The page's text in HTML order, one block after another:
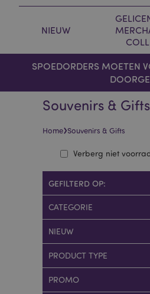
NIEUW
SPOEDORDERS MOETEN
Souvenirs & Gifts
Home›Souvenirs & Gifts
Verberg niet
GEFILTERD OP:
CATEGORIE
NIEUW
PRODUCT TYPE
PROMO